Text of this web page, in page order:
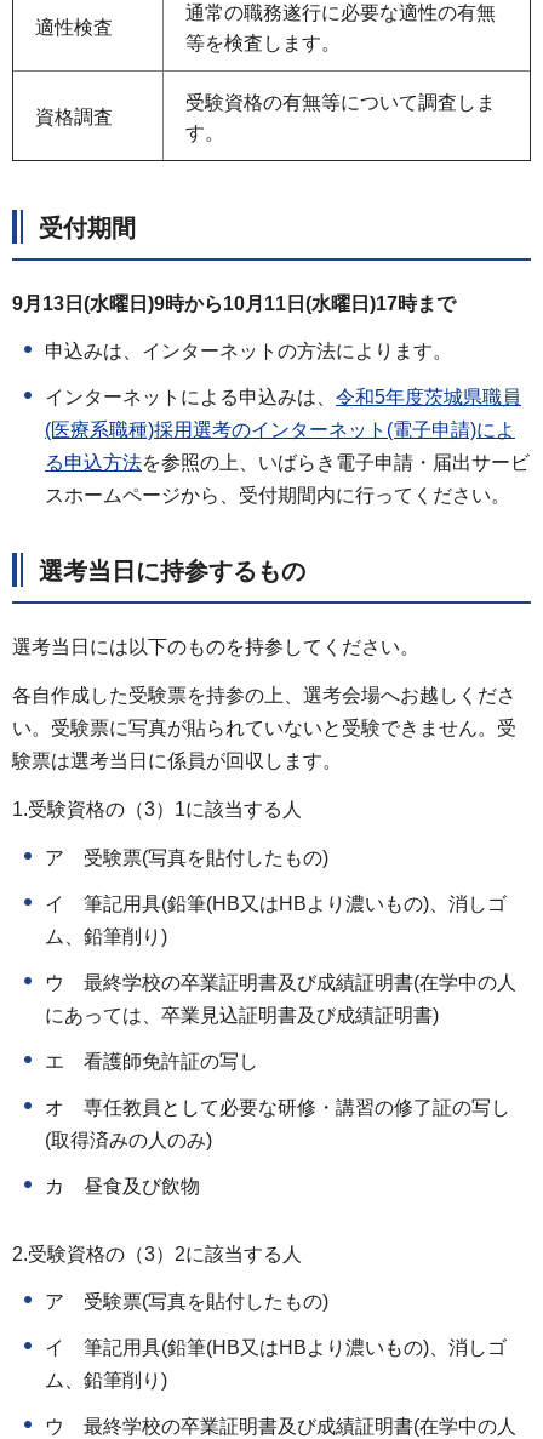
適性検査
通常の職務遂行に必要な適性の有無
等を検査します。
資格調査
受験資格の有無等について調査しま
す。
受付期間
9月13日(水曜日)9時から10月11日(水曜日)17時まで
申込みは、インターネットの方法によります。
インターネットによる申込みは、 令和5年度茨城県職員
(医療系職種)採用選考のインターネット(電子申請)によ
る申込方法を参照の上、いばらき電子申請・届出サービ
スホームページから、受付期間内に行ってください。
選考当日に持参するもの
選考当日には以下のものを持参してください。
各自作成した受験票を持参の上、選考会場へお越しくださ
い。受験票に写真が貼られていないと受験できません。受
験票は選考当日に係員が回収します。
1.受験資格の（3）1に該当する人
ア 受験票(写真を貼付したもの)
イ 筆記用具(鉛筆(HB又はHBより濃いもの)、消しゴ
ム、鉛筆削り)
ウ 最終学校の卒業証明書及び成績証明書(在学中の人
にあっては、卒業見込証明書及び成績証明書)
エ 看護師免許証の写し
オ 専任教員として必要な研修・講習の修了証の写し
(取得済みの人のみ)
カ 昼食及び飲物​​​​​
2.受験資格の（3）2に該当する人
ア 受験票(写真を貼付したもの)
イ 筆記用具(鉛筆(HB又はHBより濃いもの)、消しゴ
ム、鉛筆削り)
ウ 最終学校の卒業証明書及び成績証明書(在学中の人